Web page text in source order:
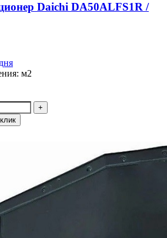
Daichi DA50ALFS1R /
м2